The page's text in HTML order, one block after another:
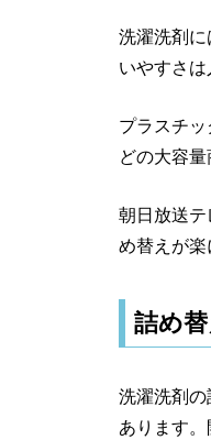
洗濯洗剤
いやすさ
プラスチ
どの大容
朝日放送
め替えが楽
詰め
洗濯洗剤
あります